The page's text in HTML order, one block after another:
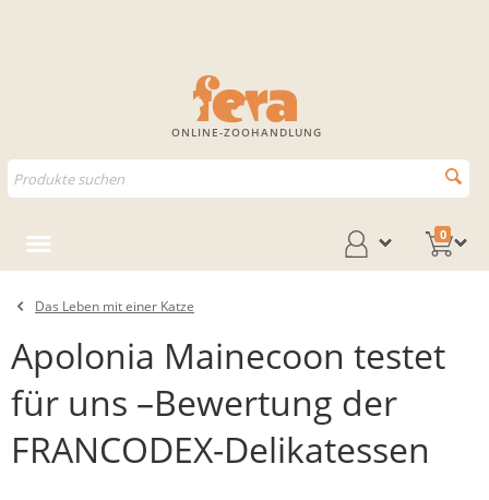
ONLINE-ZOOHANDLUNG
0
Das Leben mit einer Katze
Apolonia Mainecoon testet
für uns –Bewertung der
FRANCODEX-Delikatessen